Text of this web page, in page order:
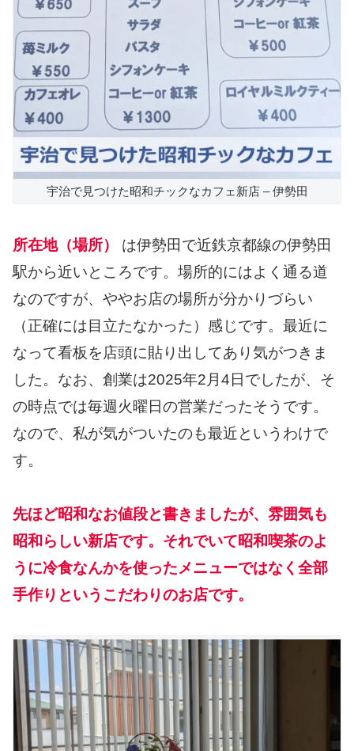
宇治で見つけた昭和チックなカフェ新店 – 伊勢田
所在地（場所）
は伊勢田で近鉄京都線の伊勢田
駅から近いところです。場所的にはよく通る道
なのですが、ややお店の場所が分かりづらい
（正確には目立たなかった）感じです。最近に
なって看板を店頭に貼り出してあり気がつきま
した。なお、創業は2025年2月4日でしたが、そ
の時点では毎週火曜日の営業だったそうです。
なので、私が気がついたのも最近というわけで
す。
先ほど昭和なお値段と書きましたが、雰囲気も
昭和らしい新店です。それでいて昭和喫茶のよ
うに冷食なんかを使ったメニューではなく全部
手作りというこだわりのお店です。